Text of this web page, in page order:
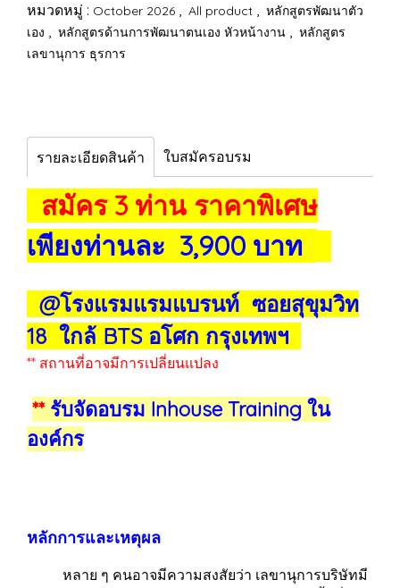
หมวดหมู่ : October 2026 , All product , หลักสูตรพัฒนาตัว
เอง , หลักสูตรด้านการพัฒนาตนเอง หัวหน้างาน , หลักสูตร
เลขานุการ ธุรการ
รายละเอียดสินค้า ใบสมัครอบรม
สมัคร 3 ท่าน ราคาพิเศษ
เพียงท่านละ 3,900 บาท
@โรงแรมแรมแบรนท์ ซอยสุขุมวิท
18 ใกล้ BTS อโศก กรุงเทพฯ
** สถานที่อาจมีการเปลี่ยนแปลง
**รับจัดอบรม Inhouse Training ใน
องค์กร
หลักการและเหตุผล
หลาย ๆ คนอาจมีความสงสัยว่า เลขานุการบริษัทมี